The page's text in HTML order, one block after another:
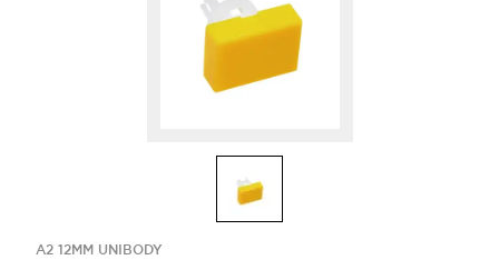
A2 12MM UNIBODY